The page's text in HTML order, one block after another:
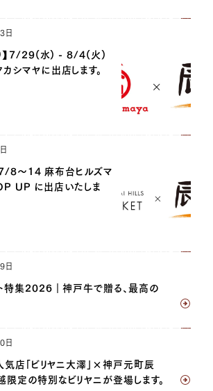
日
】7/29(水) - 8/4(火)
シマヤに出店します。
7/8〜14 麻布台ヒルズマ
UP に出店いたしま
日
特集2026｜神戸牛で贈る、最高の
日
店「ビリヤニ大澤」×神戸元町辰
限定の特別なビリヤニが登場します。